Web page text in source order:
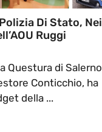
Di Stato, Nei
Ruggi
Questura di
Conticchio, ha
della ...